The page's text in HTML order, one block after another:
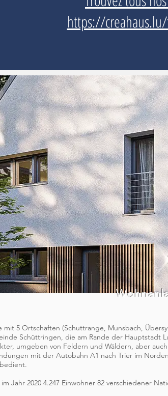
https://
mit 5 Ortschaften (Schuttrange, Munsbach,
Schüttringen, die am Rande der Hauptstadt
umgeben von Feldern und Wäldern, aber
mit der Autobahn A1 nach Trier im
Jahr 2020 4.247 Einwohner 82 verschiedener